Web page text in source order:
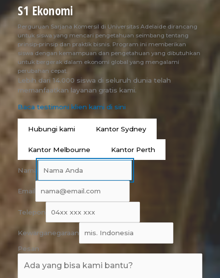
S1 Ekonomi
Perguruan Sarjana Komersil di Universitas Adelaide dirancang
untuk siswa yang mencari pengetahuan seimbang tentang
prinsip-prinsip dan praktik bisnis. Program ini memberikan
siswa dengan kemampuan dan pengetahuan yang dibutuhkan
untuk bergerak dalam ekonomi global yang mengalami
perubahan cepat.
Lebih dari 14.000 siswa di seluruh dunia telah
memanfaatkan layanan gratis kami.
Baca testimoni klien kami di sini
Hubungi kami Kantor Sydney
Kantor Melbourne Kantor Perth
Nama
Email
Telepon
Kewarganegaraan
Pesan